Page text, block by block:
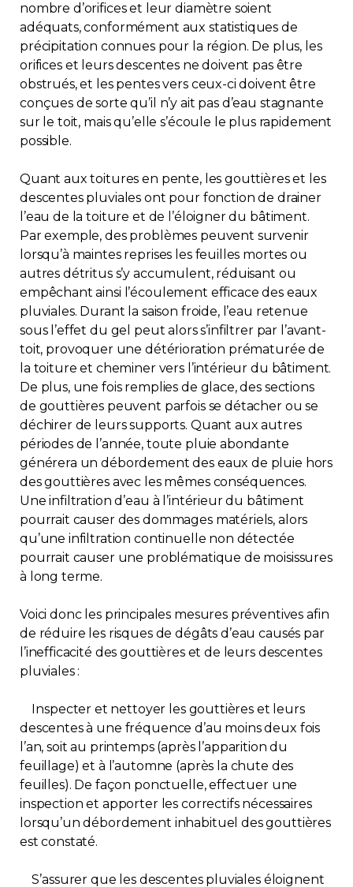
nombre d’orifices et leur diamètre soient
adéquats, conformément aux statistiques de
précipitation connues pour la région. De plus, les
orifices et leurs descentes ne doivent pas être
obstrués, et les pentes vers ceux-ci doivent être
conçues de sorte qu’il n’y ait pas d’eau stagnante
sur le toit, mais qu’elle s’écoule le plus rapidement
possible.
Quant aux toitures en pente, les gouttières et les
descentes pluviales ont pour fonction de drainer
l’eau de la toiture et de l’éloigner du bâtiment.
Par exemple, des problèmes peuvent survenir
lorsqu’à maintes reprises les feuilles mortes ou
autres détritus s’y accumulent, réduisant ou
empêchant ainsi l’écoulement efficace des eaux
pluviales. Durant la saison froide, l’eau retenue
sous l’effet du gel peut alors s’infiltrer par l’avant-
toit, provoquer une détérioration prématurée de
la toiture et cheminer vers l’intérieur du bâtiment.
De plus, une fois remplies de glace, des sections
de gouttières peuvent parfois se détacher ou se
déchirer de leurs supports. Quant aux autres
périodes de l’année, toute pluie abondante
générera un débordement des eaux de pluie hors
des gouttières avec les mêmes conséquences.
Une infiltration d’eau à l’intérieur du bâtiment
pourrait causer des dommages matériels, alors
qu’une infiltration continuelle non détectée
pourrait causer une problématique de moisissures
à long terme.
Voici donc les principales mesures préventives afin
de réduire les risques de dégâts d’eau causés par
l’inefficacité des gouttières et de leurs descentes
pluviales :
Inspecter et nettoyer les gouttières et leurs
descentes à une fréquence d’au moins deux fois
l’an, soit au printemps (après l’apparition du
feuillage) et à l’automne (après la chute des
feuilles). De façon ponctuelle, effectuer une
inspection et apporter les correctifs nécessaires
lorsqu’un débordement inhabituel des gouttières
est constaté.
S’assurer que les descentes pluviales éloignent